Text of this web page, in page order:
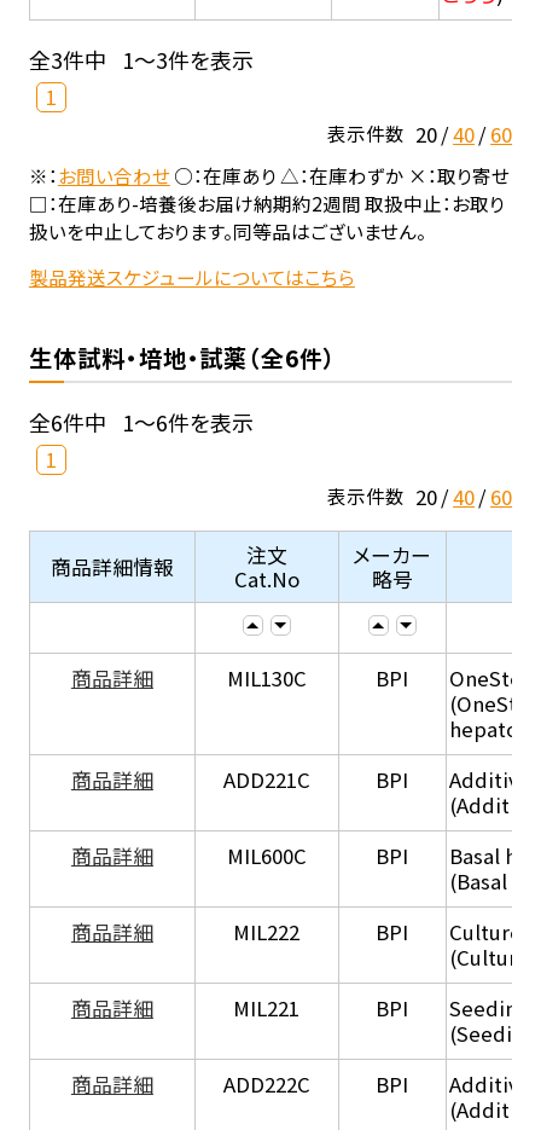
全3件中 1～3件を表示
1
表示件数 20 40 60
※：お問い合わせ○：在庫あり △：在庫わずか ×：取り寄せ
□：在庫あり-培養後お届け納期約2週間 取扱中止：お取り
扱いを中止しております。同等品はございません。
製品発送スケジュールについてはこちら
生体試料・培地・試薬（全6件）
全6件中 1～6件を表示
1
表示件数 20 40 60
商品詳細情報
注文
Cat.No
メーカー
略号
商品詳細 MIL130C BPI
商品詳細
ADD221C BPI
商品詳細
MIL600C BPI
Basal
(Basal
商品詳細
MIL222 BPI
Culture
(Culture
商品詳細
MIL221 BPI
Seeding
商品詳細
ADD222C BPI